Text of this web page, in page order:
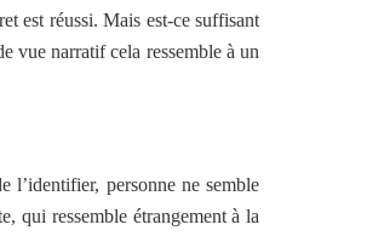
est réussi. Mais est-ce suffisant
vue narratif cela ressemble à un
l’identifier, personne ne semble
qui ressemble étrangement à la